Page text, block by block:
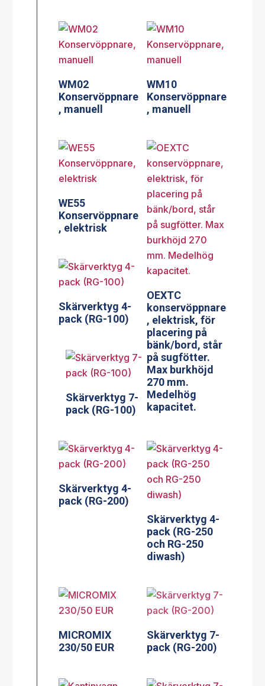
WM02
Konservöppnare
, manuell
WM10
Konservöppnare
, manuell
WE55
Konservöppnare
, elektrisk
OEXTC
konservöppnare
, elektrisk, för
placering på
bänk/bord, står
på sugfötter.
Max burkhöjd
270 mm.
Medelhög
kapacitet.
Skärverktyg 4-
pack (RG-100)
Skärverktyg 7-
pack (RG-100)
Skärverktyg 4-
pack (RG-200)
Skärverktyg 4-
pack (RG-250
och RG-250
diwash)
MICROMIX
230/50 EUR
Skärverktyg 7-
pack (RG-200)